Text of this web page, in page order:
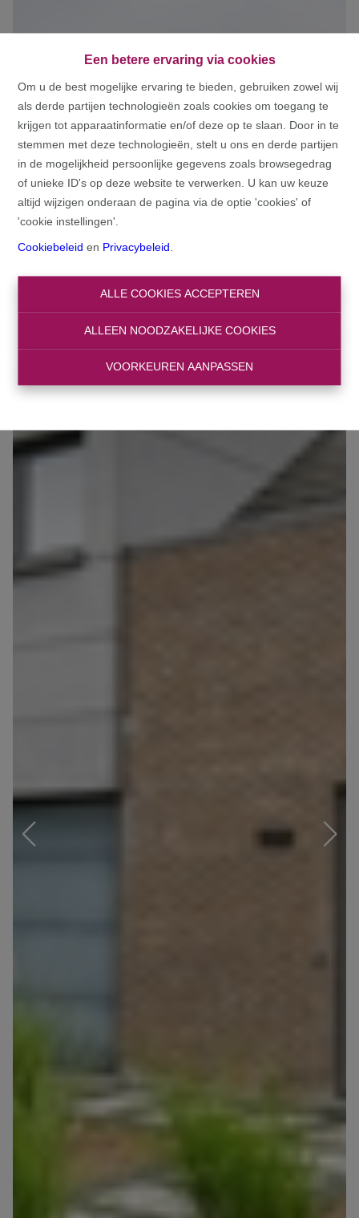
Een betere ervaring via cookies
Om u de best mogelijke ervaring te bieden, gebruiken zowel wij
als derde partijen technologieën zoals cookies om toegang te
krijgen tot apparaatinformatie en/of deze op te slaan. Door in te
stemmen met deze technologieën, stelt u ons en derde partijen
in de mogelijkheid persoonlijke gegevens zoals browsegedrag
of unieke ID's op deze website te verwerken. U kan uw keuze
altijd wijzigen onderaan de pagina via de optie 'cookies' of
'cookie instellingen'.
Cookiebeleid en Privacybeleid.
ALLE COOKIES ACCEPTEREN
ALLEEN NOODZAKELIJKE COOKIES
VOORKEUREN AANPASSEN